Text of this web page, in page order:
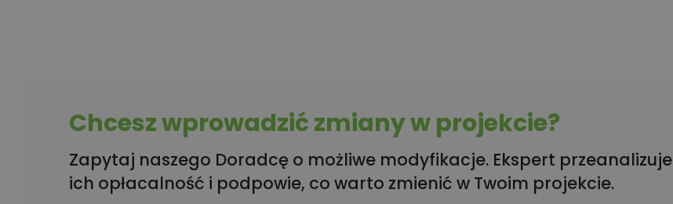
Chcesz wprowadzić zmiany w projekcie?
Zapytaj naszego Doradcę o możliwe modyfikacje. Ekspert przeanalizuje
ich opłacalność i podpowie, co warto zmienić w Twoim projekcie.